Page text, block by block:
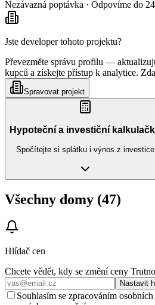
Nezávazná poptávka · Odpovíme do
Jste developer tohoto projektu?
Převezměte správu profilu —
kupců a získejte přístup k analytice.
Spravovat projekt
Hypoteční a investiční
Spočítejte si splátku i výnos z investice
Všechny domy (47)
Hlídač cen
Chcete vědět, kdy se změní ceny
Nastavit
Souhlasím se zpracováním